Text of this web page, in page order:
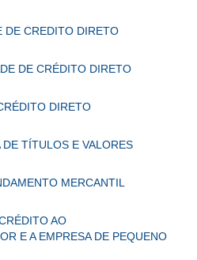
DE CREDITO DIRETO
DE CRÉDITO DIRETO
DIRETO
TÍTULOS E VALORES
MERCANTIL
AO
E A EMPRESA DE PEQUENO